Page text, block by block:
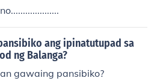
ang ipinatutupad sa
ng Balanga?
gawaing pansibiko?